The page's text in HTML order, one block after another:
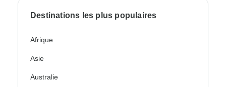
Destinations les plus populaires
Afrique
Asie
Australie